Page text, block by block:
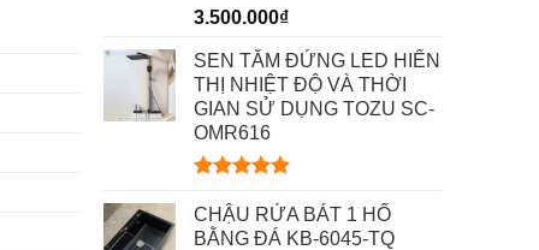
Được
hạng
0
5
sao
3.500.000₫
SEN TẮM ĐỨNG LED HIỂN
THỊ NHIỆT ĐỘ VÀ THỜI
GIAN SỬ DỤNG TOZU SC-
OMR616
hạng 5.00
5 sao
CHẬU RỬA BÁT 1 HỐ
BẰNG ĐÁ KB-6045-TQ